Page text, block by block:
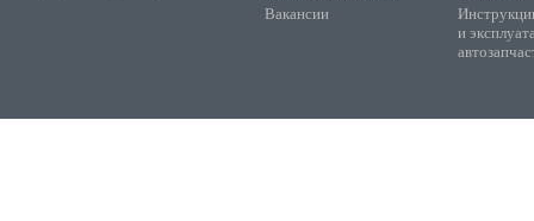
Вакансии
и